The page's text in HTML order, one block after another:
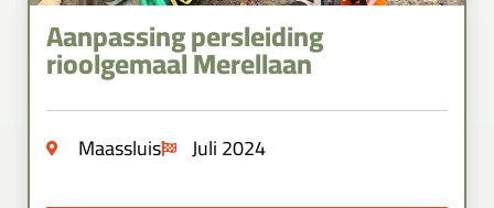
Aanpassing persleiding
rioolgemaal Merellaan
Maassluis Juli 2024